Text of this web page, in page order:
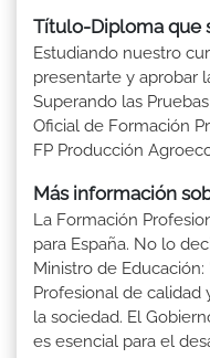
Título-Diploma que
Estudiando nuestro
presentarte y aprobar
Superando las
Oficial de Formación
FP Producción
Más información
La Formación
para España. No lo
Ministro de
Profesional de calidad
la sociedad. El
es esencial para el